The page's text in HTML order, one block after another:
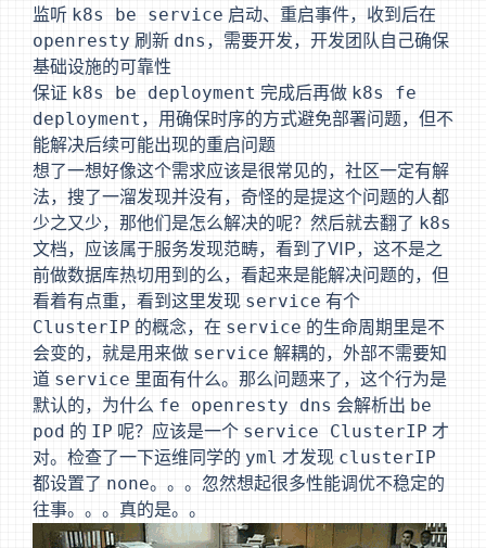
监听 k8s be service 启动、重启事件，收到后在
openresty 刷新 dns ，需要开发，开发团队自己确保
基础设施的可靠性
保证 k8s be deployment 完成后再做 k8s fe
deployment ，用确保时序的方式避免部署问题，但不
能解决后续可能出现的重启问题
想了一想好像这个需求应该是很常见的，社区一定有解
法，搜了一溜发现并没有，奇怪的是提这个问题的人都
少之又少，那他们是怎么解决的呢？然后就去翻了 k8s
文档，应该属于服务发现范畴，看到了VIP，这不是之
前做数据库热切用到的么，看起来是能解决问题的，但
看着有点重，看到这里发现 service 有个
ClusterIP 的概念，在 service 的生命周期里是不
会变的，就是用来做 service 解耦的，外部不需要知
道 service 里面有什么。那么问题来了，这个行为是
默认的，为什么 fe openresty dns 会解析出 be
pod 的 IP 呢？应该是一个 service ClusterIP 才
对。检查了一下运维同学的 yml 才发现 clusterIP
都设置了 none。。。忽然想起很多性能调优不稳定的
往事。。。真的是。。